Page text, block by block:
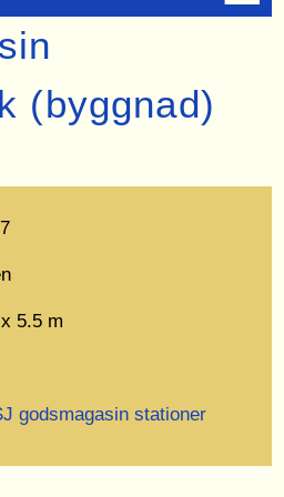
(byggnad)
5.5 m
godsmagasin stationer